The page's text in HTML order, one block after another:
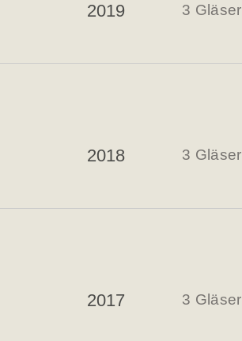
2019 3 Gläser
2018 3 Gläser
2017 3 Gläser